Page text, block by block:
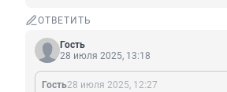
ОТВЕТИТЬ
Гость
28 июля 2025, 13:18
Гость28 июля 2025, 12:27